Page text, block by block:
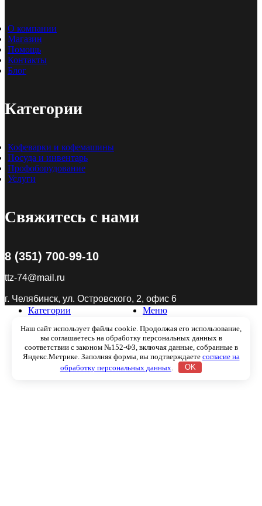
О компании
Магазин
Помощь
Контакты
Блог
Категории
Кофеварки и кофемашины
Посуда и инвентарь
Профоборудование
Услуги
Свяжитесь с нами
8 (351) 700-99-10
ttz-74@mail.ru
г. Челябинск, ул. Островского, 2, офис 6
Меню
Категории
Кофеварки и кофемашины
Посуда и инвентарь
Наш сайт использует файлы cookie. Продолжая его использование,
вы соглашаетесь на обработку персональных данных в
соответствии с законом №152-ФЗ, включая данные, собранные в
Яндекс.Метрике. Заполняя формы, вы подтверждаете согласие на
обработку персональных данных
OK